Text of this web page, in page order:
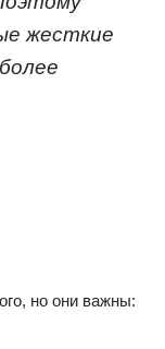
жесткие
но они важны: